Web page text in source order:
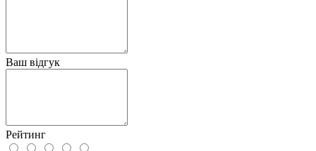
Ваш відгук
Рейтинг